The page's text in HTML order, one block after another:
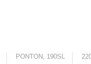
PONTON, 190SL